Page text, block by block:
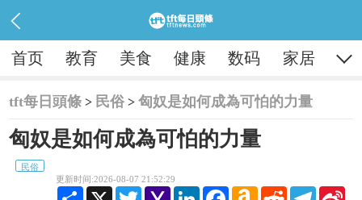

首页 教育 美食 健康 数码 家居
tft每日頭條 > 民俗 >匈奴是如何成為可怕的力量
匈奴是如何成為可怕的力量
民俗
更新时间:2026-08-07 21:52:29
Share
Twitter
Yahoo
LinkedIn Facebook Amazon
Reddit Telegram